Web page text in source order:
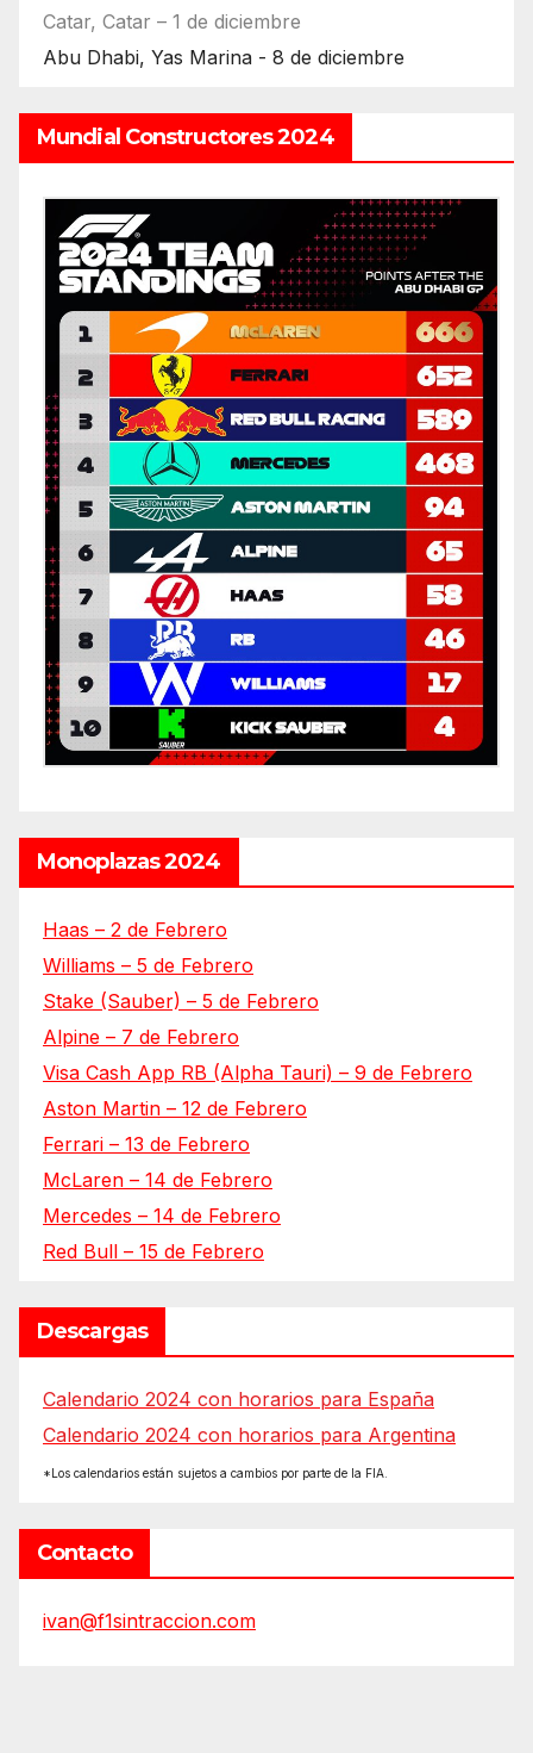
Catar, Catar – 1 de diciembre
Abu Dhabi, Yas Marina - 8 de diciembre
Mundial Constructores 2024
Monoplazas 2024
Haas – 2 de Febrero
Williams – 5 de Febrero
Stake (Sauber) – 5 de Febrero
Alpine – 7 de Febrero
Visa Cash App RB (Alpha Tauri) – 9 de Febrero
Aston Martin – 12 de Febrero
Ferrari – 13 de Febrero
McLaren – 14 de Febrero
Mercedes – 14 de Febrero
Red Bull – 15 de Febrero
Descargas
Calendario 2024 con horarios para España
Calendario 2024 con horarios para Argentina
*Los calendarios están sujetos a cambios por parte de la FIA.
Contacto
ivan@f1sintraccion.com